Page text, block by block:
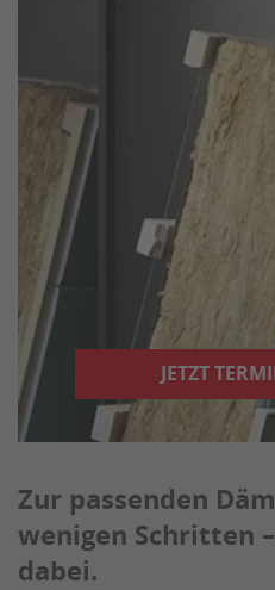
JETZT
Zur passenden
wenigen Schritten
dabei.